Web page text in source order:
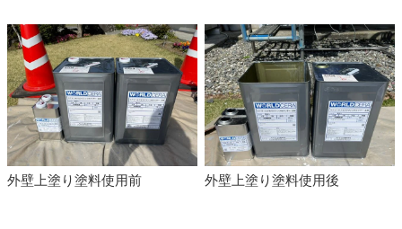
外壁上塗り塗料使用前 外壁上塗り塗料使用後